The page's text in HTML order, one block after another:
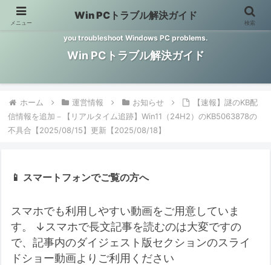
Windows PCのトラブル解決をお手伝いするサイトです。 This site helps
you troubleshoot Windows PC problems.
Win PCトラブル解決ガイド
ホーム 運営情報 お知らせ
【速報】謎のKB配
信情報を追加－【リアルタイム追跡】Win11（24H2）のKB5063878の
不具合【2025/08/15】更新【2025/08/18】
📱 スマートフォンでご覧の方へ
スマホでも利用しやすい動画をご用意していま
す。
↓スマホで長文記事を読むのは大変ですの
で、記事内のダイジェスト版セクションのスライ
ドショー動画よりご利用ください
メニュー
Win PCトラブル解決ガイド
検索